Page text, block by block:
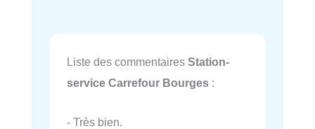
Liste des commentaires Station-
service Carrefour Bourges :
- Très bien.